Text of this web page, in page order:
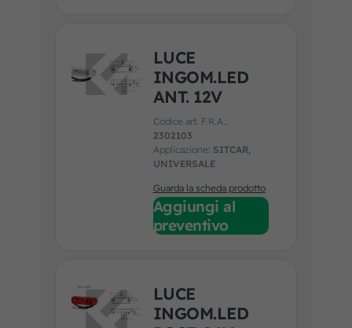
LUCE
INGOM.LED
ANT. 12V
Codice art. F.R.A.:
2302103
Applicazione: SITCAR,
UNIVERSALE
Guarda la scheda prodotto
Aggiungi al
preventivo
LUCE
INGOM.LED